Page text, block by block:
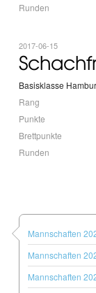
Runden
2017-06-15
Basisklasse
Rang
Punkte
Brettpunkte
Runden
Mannschaften
Mannschaften
Mannschaften